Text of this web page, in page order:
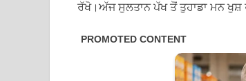
ਰੱਖੋ।ਅੱਜ ਸੁਲਤਾਨ ਪੱਖ ਤੋਂ ਤੁਹਾਡਾ ਮਨ